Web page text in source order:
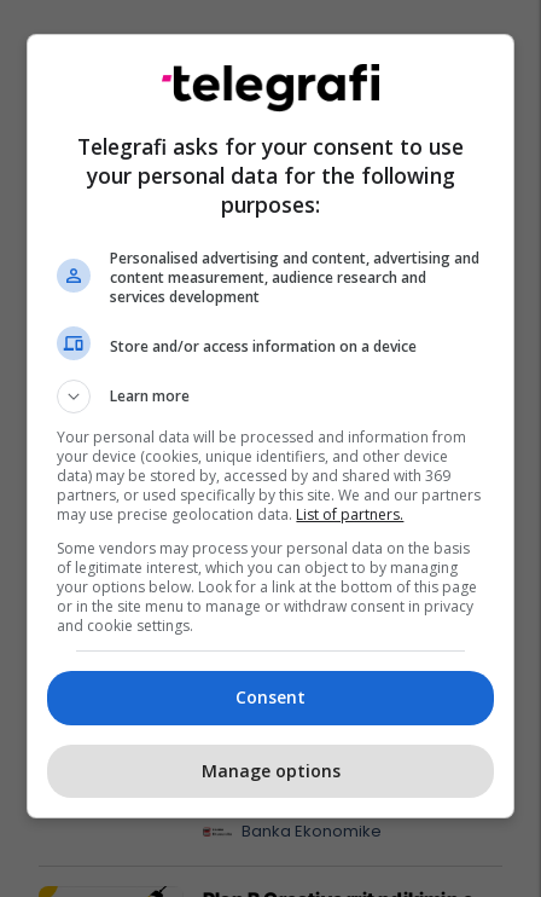
Promo Reklamo këtu
A po don me rrnu n’deti?
Kursimet mund t’ju sjellin një
banesë
Banka Ekonomike
Telegrafi asks for your consent to use
your personal data for the following
purposes:
Personalised advertising and content, advertising and
content measurement, audience research and
services development
Store and/or access information on a device
Learn more
Your personal data will be processed and information from
your device (cookies, unique identifiers, and other device
data) may be stored by, accessed by and shared with 369
partners, or used specifically by this site. We and our partners
may use precise geolocation data. List of partners.
Some vendors may process your personal data on the basis
of legitimate interest, which you can object to by managing
your options below. Look for a link at the bottom of this page
or in the site menu to manage or withdraw consent in privacy
and cookie settings.
Consent
Manage options